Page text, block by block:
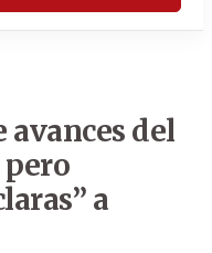
avances del
pero
a